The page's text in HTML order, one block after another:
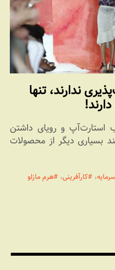
ندارند، تنها
استارت‌آپ و رویای داشتن
دیگر از محصولات
، کارآفرینی، هرم مازلو